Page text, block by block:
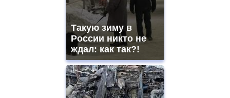
Такую зиму в
России никто не
ждал: как так?!